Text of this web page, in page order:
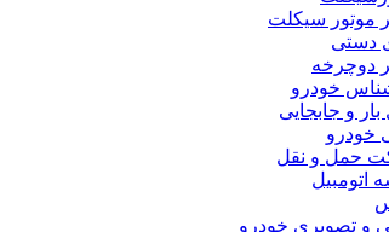
موتور سیکلت
دستی
دوچرخه
خودرو
و جابجایی
خودرو
حمل و نقل
اتومبیل
و تصویری خودرو